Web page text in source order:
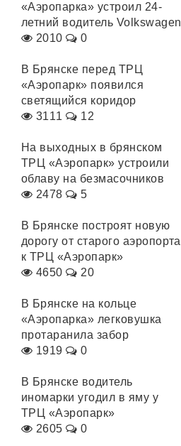
«Аэропарка» устроил 24-
летний водитель Volkswagen
2010
0
В Брянске перед ТРЦ
«Аэропарк» появился
светящийся коридор
3111
12
На выходных в брянском
ТРЦ «Аэропарк» устроили
облаву на безмасочников
2478
5
В Брянске построят новую
дорогу от старого аэропорта
к ТРЦ «Аэропарк»
4650
20
В Брянске на кольце
«Аэропарка» легковушка
протаранила забор
1919
0
В Брянске водитель
иномарки угодил в яму у
ТРЦ «Аэропарк»
2605
0